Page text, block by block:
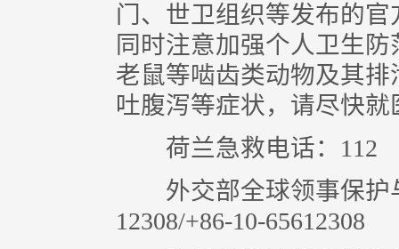
门、世卫组织等发布的
同时注意加强个人卫生
老鼠等啮齿类动物及其
吐腹泻等症状，请尽快就
荷兰急救电话：112
外交部全球领事保护
12308/+86-10-65612308